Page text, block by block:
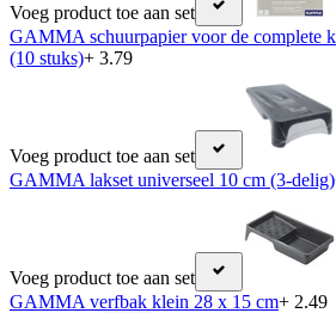
Voeg product toe aan set
GAMMA schuurpapier voor de complete
(10 stuks)+ 3.79
Voeg product toe aan set
GAMMA lakset universeel 10 cm (3-delig)
Voeg product toe aan set
GAMMA verfbak klein 28 x 15 cm+ 2.49